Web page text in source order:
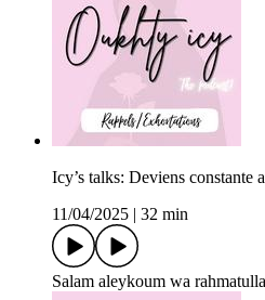
Icy’s talks: Deviens constante
11/04/2025
32 min
Salam aleykoum wa